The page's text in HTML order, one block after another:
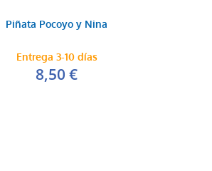
Piñata Pocoyo y Nina
Entrega 3-10 días
8,50 €